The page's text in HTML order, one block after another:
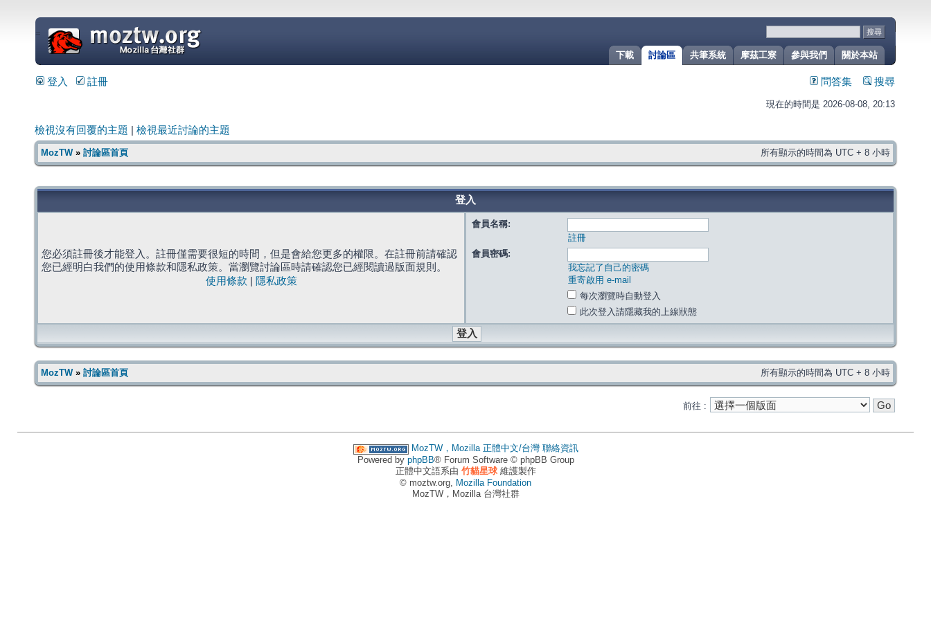
關於本站
參與我們
摩茲工寮
共筆系統
討論區
下載
=
登入 註冊 問答集 搜尋
現在的時間是 2026-08-08, 20:13
檢視沒有回覆的主題 檢視最近討論的主題
MozTW» 討論區首頁 所有顯示的時間為 UTC + 8 小時
登入
您必須註冊後才能登入。註冊僅需要很短的時間，但是會給您更多的權限。在註冊前請確認
您已經明白我們的使用條款和隱私政策。當瀏覽討論區時請確認您已經閱讀過版面規則。
使用條款
隱私政策
會員名稱:
註冊
會員密碼:
我忘記了自己的密碼
重寄啟用 e-mail
每次瀏覽時自動登入
此次登入請隱藏我的上線狀態
MozTW» 討論區首頁 所有顯示的時間為 UTC + 8 小時
前往 :
MozTW，Mozilla 正體中文/台灣 聯絡資訊
Powered by phpBB® Forum Software © phpBB Group
正體中文語系由 竹貓星球維護製作
© moztw.org, Mozilla Foundation
MozTW，Mozilla 台灣社群